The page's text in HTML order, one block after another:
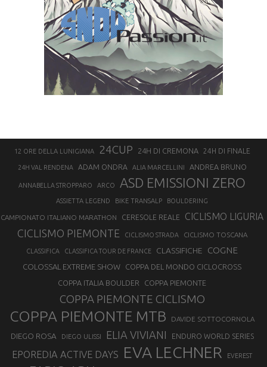
12 ORE DELLA LUNIGIANA 24CUP 24H DI CREMONA 24H DI FINALE
24H VAL RENDENA ADAM ONDRA ALIA MARCELLINI ANDREA BRUNO
ANNABELLA STROPPARO ARCO ASD EMISSIONI ZERO
ASSIETTA LEGEND BIKE TRANSALP BOULDERING
CAMPIONATO ITALIANO MARATHON CERESOLE REALE CICLISMO LIGURIA
CICLISMO PIEMONTE CICLISMO STRADA CICLISMO TOSCANA
CLASSIFICA CLASSIFICA TOUR DE FRANCE CLASSIFICHE COGNE
COLOSSAL EXTREME SHOW
COPPA DEL MONDO CICLOCROSS
COPPA ITALIA BOULDER
COPPA PIEMONTE
COPPA PIEMONTE CICLISMO
COPPA PIEMONTE MTB DAVIDE SOTTOCORNOLA
DIEGO ROSA DIEGO ULISSI ELIA VIVIANI ENDURO WORLD SERIES
EPOREDIA ACTIVE DAYS EVA LECHNER EVEREST